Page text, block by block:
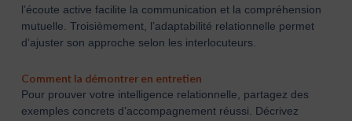
l’écoute active facilite la communication et la compréhension
mutuelle. Troisièmement, l’adaptabilité relationnelle permet
d’ajuster son approche selon les interlocuteurs.
Comment la démontrer en entretien
Pour prouver votre intelligence relationnelle, partagez des
exemples concrets d’accompagnement réussi. Décrivez